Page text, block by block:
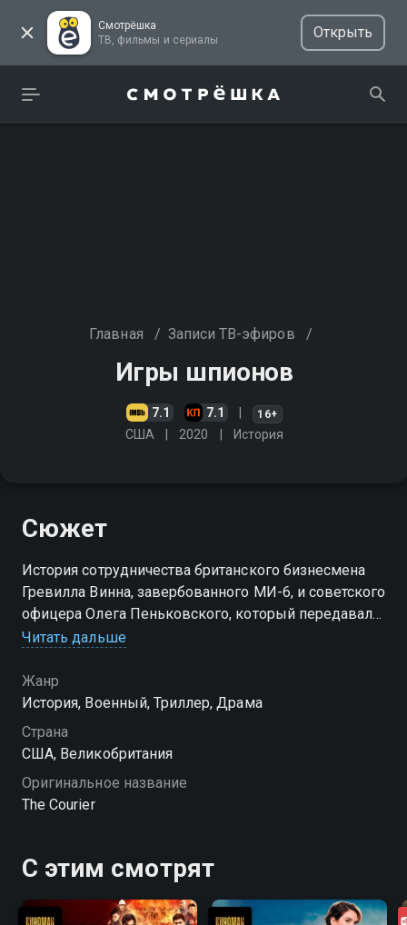
Смотрёшка
ТВ, фильмы и сериалы
Открыть
Главная / Записи ТВ-эфиров /
Игры шпионов
7.1 7.1 16+
США 2020 История
Сюжет
История сотрудничества британского бизнесмена
Гревилла Винна, завербованного МИ-6, и советского
офицера Олега Пеньковского, который передавал
на Запад секретную информацию
Читать дальше
Жанр
История, Военный, Триллер, Драма
Страна
США, Великобритания
Оригинальное название
The Courier
С этим смотрят